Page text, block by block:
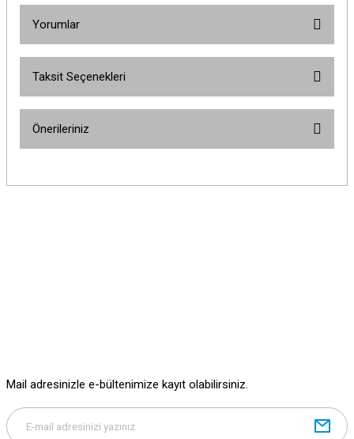
Yorumlar
Taksit Seçenekleri
Önerileriniz
yetersiz gördüğünüz noktaları öneri formunu kullanarak tarafımıza
Mail adresinizle e-bültenimize kayıt olabilirsiniz.